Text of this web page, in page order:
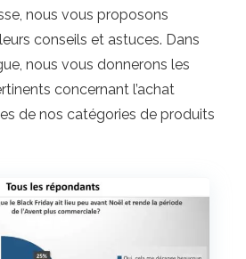
nous vous proposons
conseils et astuces. Dans
nous vous donnerons les
concernant l’achat
de nos catégories de produits